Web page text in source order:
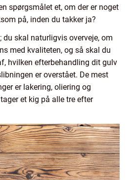
spørgsmålet et, om der er noget
på, inden du takker ja?
du skal naturligvis overveje, om
med kvaliteten, og så skal du
hvilken efterbehandling dit gulv
er overstået. De mest
er lakering, oliering og
et kig på alle tre efter